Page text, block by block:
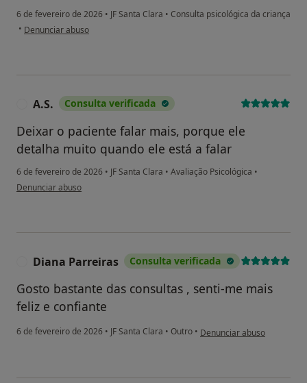
6 de fevereiro de 2026 • JF Santa Clara • Consulta psicológica da criança
• na opinião do utilizador Ariana Garcia
Denunciar abuso
A.S. Consulta verificada
Deixar o paciente falar mais, porque ele
detalha muito quando ele está a falar
6 de fevereiro de 2026 • JF Santa Clara • Avaliação Psicológica •
na opinião do utilizador A.S.
Denunciar abuso
Diana Parreiras Consulta verificada
Gosto bastante das consultas , senti-me mais
feliz e confiante
6 de fevereiro de 2026 • JF Santa Clara • Outro • na opinião do utilizador
Denunciar abuso